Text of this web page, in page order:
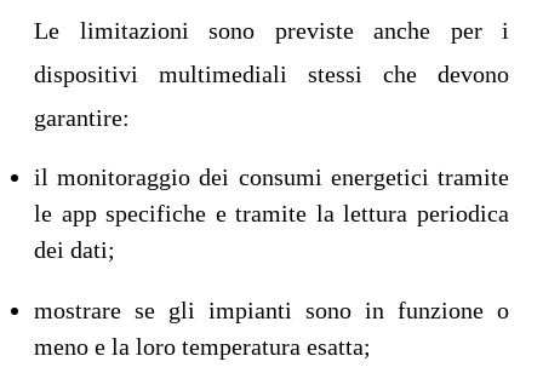
Le limitazioni sono previste anche per i
dispositivi multimediali stessi che devono
garantire:
il monitoraggio dei consumi energetici tramite
le app specifiche e tramite la lettura periodica
dei dati;
mostrare se gli impianti sono in funzione o
meno e la loro temperatura esatta;